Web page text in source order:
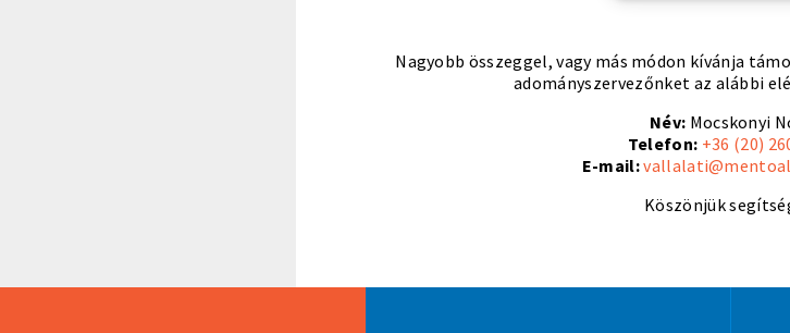
Nagyobb összeggel, vagy más módon kívánja
adományszervezőnket az alábbi
Név: Mocskonyi
Telefon: +36 (20)
E-mail:
Köszönjük